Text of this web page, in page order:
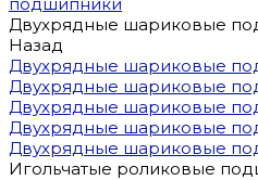
Двухрядные шариковые
Назад
Двухрядные шариковые
Двухрядные шариковые
Двухрядные шариковые
Двухрядные шариковые
Двухрядные шариковые
Игольчатые роликовые